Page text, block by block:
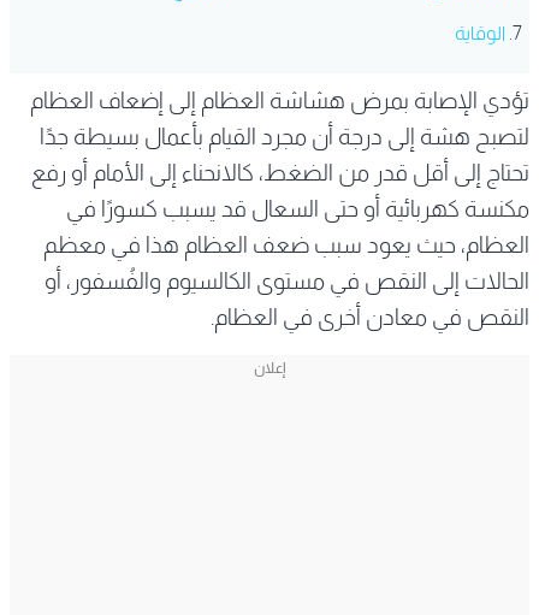
الوقاية
تؤدي الإصابة بمرض هشاشة العظام إلى إضعاف العظام
لتصبح هشة إلى درجة أن مجرد القيام بأعمال بسيطة جدًا
تحتاج إلى أقل قدر من الضغط، كالانحناء إلى الأمام أو رفع
مكنسة كهربائية أو حتى السعال قد يسبب كسورًا في
العظام، حيث يعود سبب ضعف العظام هذا في معظم
الحالات إلى النقص في مستوى الكالسيوم والفُسفور، أو
النقص في معادن أخرى في العظام.